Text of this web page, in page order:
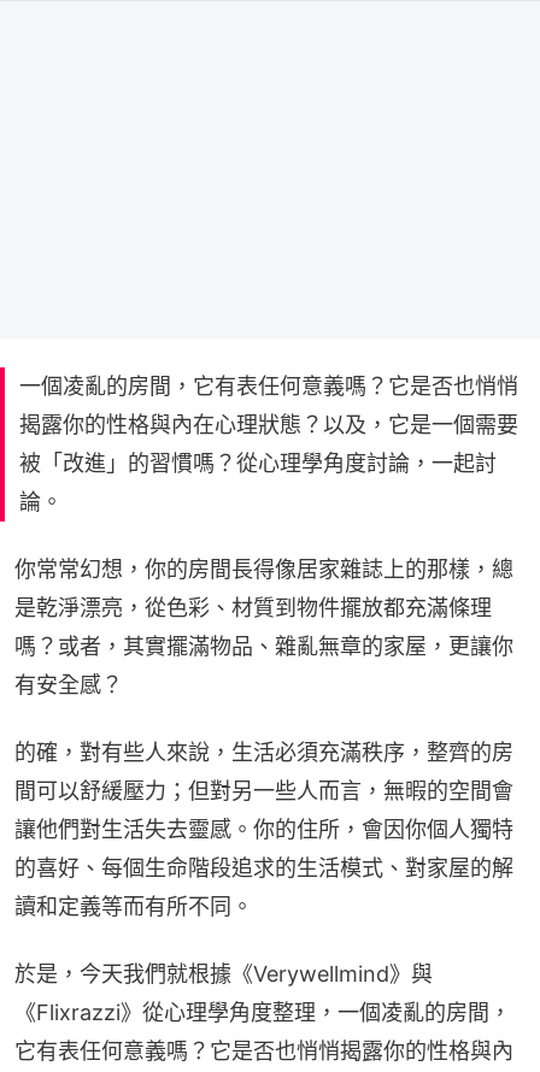
一個凌亂的房間，它有表任何意義嗎？它是否也悄悄
揭露你的性格與內在心理狀態？以及，它是一個需要
被「改進」的習慣嗎？從心理學角度討論，一起討
論。
你常常幻想，你的房間長得像居家雜誌上的那樣，總
是乾淨漂亮，從色彩、材質到物件擺放都充滿條理
嗎？或者，其實擺滿物品、雜亂無章的家屋，更讓你
有安全感？
的確，對有些人來說，生活必須充滿秩序，整齊的房
間可以舒緩壓力；但對另一些人而言，無暇的空間會
讓他們對生活失去靈感。你的住所，會因你個人獨特
的喜好、每個生命階段追求的生活模式、對家屋的解
讀和定義等而有所不同。
於是，今天我們就根據《Verywellmind》與
《Flixrazzi》從心理學角度整理，一個凌亂的房間，
它有表任何意義嗎？它是否也悄悄揭露你的性格與內